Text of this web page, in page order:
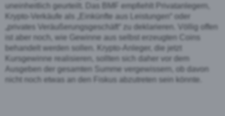
uneinheitlich geurteilt. Das BMF empfiehlt
Privatanlegern,
Krypto-Verkäufe als „Einkünfte aus Leistungen“ oder
„privates
Veräußerungsgeschäft“ zu deklarieren. Völlig offen
ist aber noch, wie Gewinne aus selbst erzeugten Coins
behandelt werden sollen. Krypto -Anleger, die jetzt
Kursgewinne realisieren,
sollten sich daher vor dem
Ausgeben der gesamten Summe vergewissern, ob davon
nicht noch etwas an den Fiskus abzutreten sein könnte.